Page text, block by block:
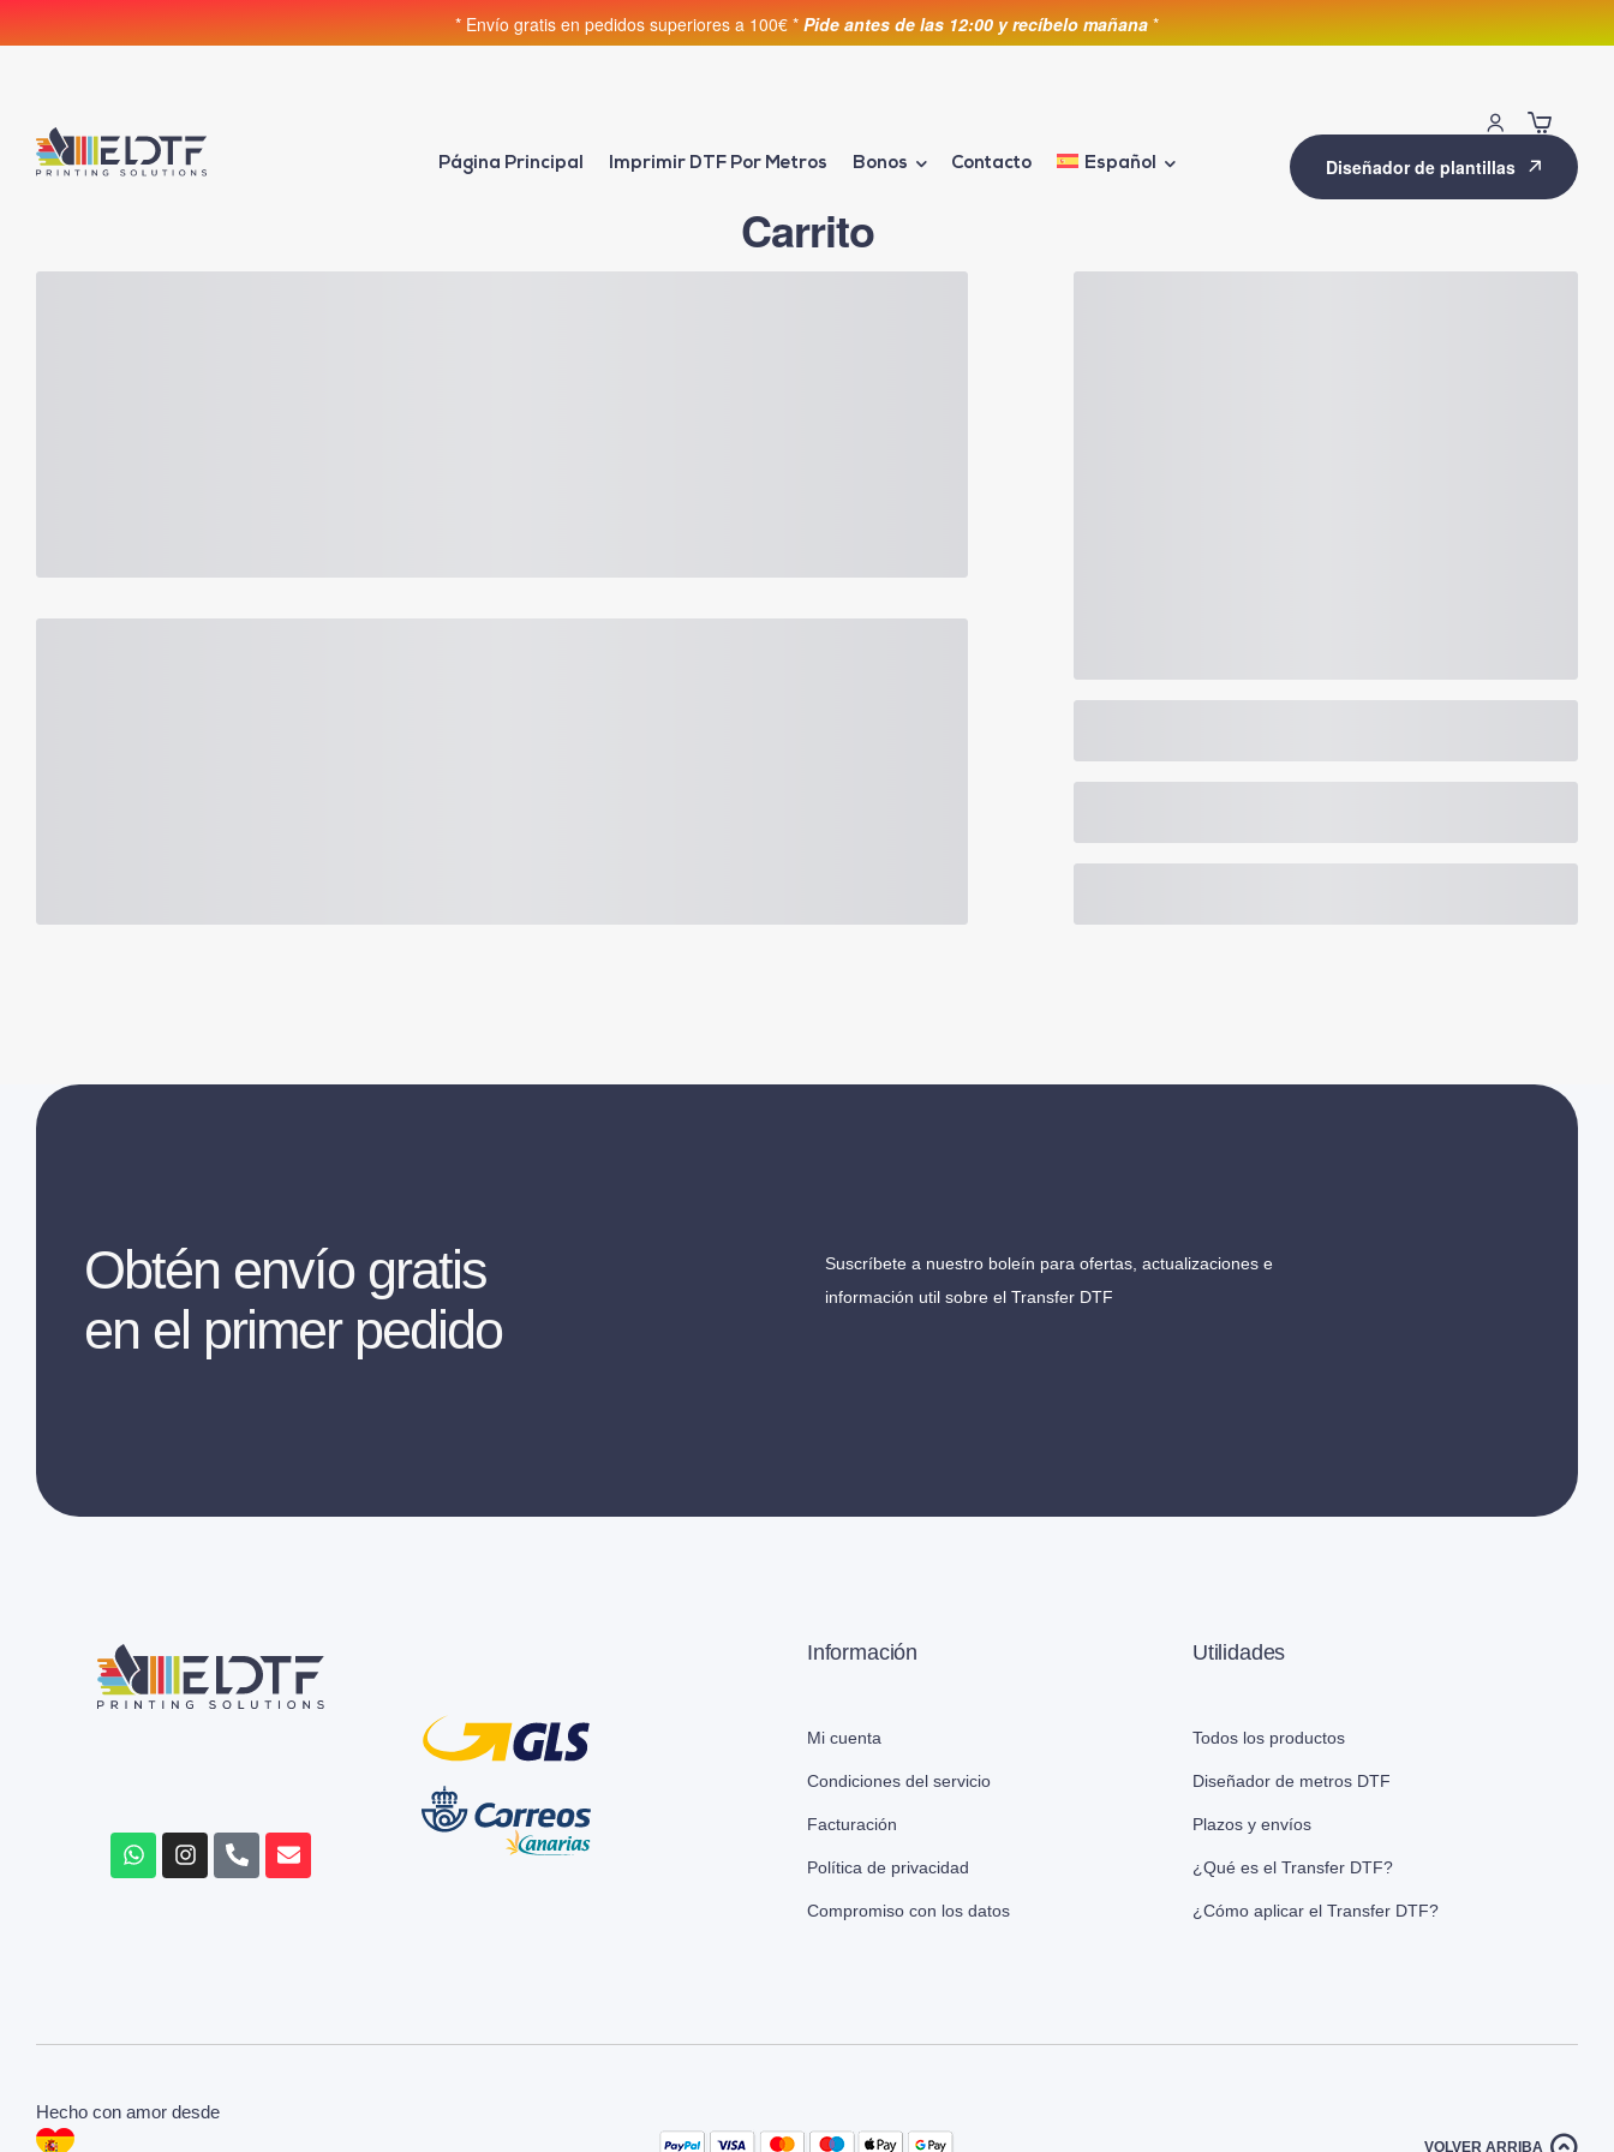
* Envío gratis en pedidos superiores a 100€ * Pide antes de las 12:00 y recíbelo mañana *
Página Principal Imprimir DTF Por Metros Bonos Contacto Español Diseñador de plantillas
Carrito
Obtén envío gratis
en el primer pedido
Suscríbete a nuestro boleín para ofertas, actualizaciones e
información util sobre el Transfer DTF
Información
Mi cuenta
Condiciones del servicio
Facturación
Política de privacidad
Compromiso con los datos
Utilidades
Todos los productos
Diseñador de metros DTF
Plazos y envíos
¿Qué es el Transfer DTF?
¿Cómo aplicar el Transfer DTF?
Hecho con amor desde
VOLVER ARRIBA